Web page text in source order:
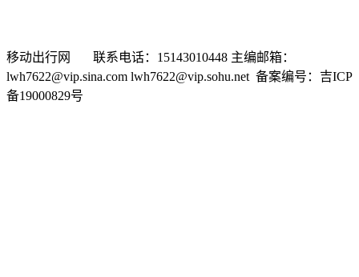
移动出行网 联系电话：15143010448 主编邮箱：
lwh7622@vip.sina.com lwh7622@vip.sohu.net 备案编号：吉ICP
备19000829号